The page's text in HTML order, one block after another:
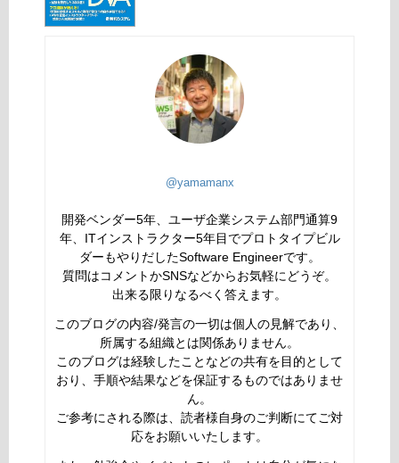
@yamamanx
開発ベンダー5年、ユーザ企業システム部門通算9
年、ITインストラクター5年目でプロトタイプビル
ダーもやりだしたSoftware Engineerです。
質問はコメントかSNSなどからお気軽にどうぞ。
出来る限りなるべく答えます。
このブログの内容/発言の一切は個人の見解であり、
所属する組織とは関係ありません。
このブログは経験したことなどの共有を目的として
おり、手順や結果などを保証するものではありませ
ん。
ご参考にされる際は、読者様自身のご判断にてご対
応をお願いいたします。